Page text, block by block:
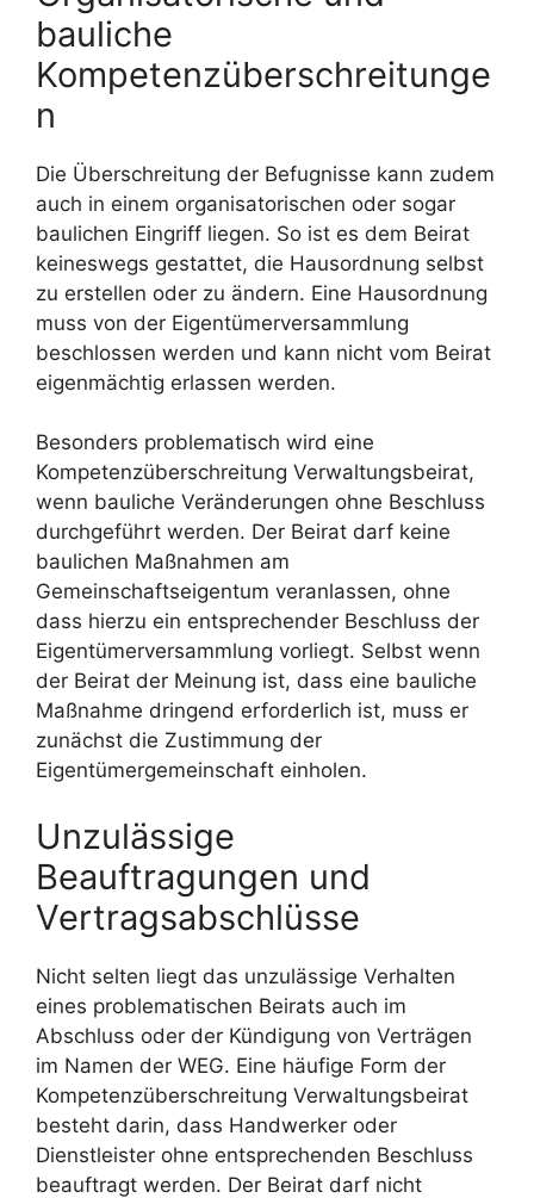
bauliche
Kompetenzüberschreitunge
n
Die Überschreitung der Befugnisse kann zudem
auch in einem organisatorischen oder sogar
baulichen Eingriff liegen. So ist es dem Beirat
keineswegs gestattet, die Hausordnung selbst
zu erstellen oder zu ändern. Eine Hausordnung
muss von der Eigentümerversammlung
beschlossen werden und kann nicht vom Beirat
eigenmächtig erlassen werden.
Besonders problematisch wird eine
Kompetenzüberschreitung Verwaltungsbeirat,
wenn bauliche Veränderungen ohne Beschluss
durchgeführt werden. Der Beirat darf keine
baulichen Maßnahmen am
Gemeinschaftseigentum veranlassen, ohne
dass hierzu ein entsprechender Beschluss der
Eigentümerversammlung vorliegt. Selbst wenn
der Beirat der Meinung ist, dass eine bauliche
Maßnahme dringend erforderlich ist, muss er
zunächst die Zustimmung der
Eigentümergemeinschaft einholen.
Unzulässige
Beauftragungen und
Vertragsabschlüsse
Nicht selten liegt das unzulässige Verhalten
eines problematischen Beirats auch im
Abschluss oder der Kündigung von Verträgen
im Namen der WEG. Eine häufige Form der
Kompetenzüberschreitung Verwaltungsbeirat
besteht darin, dass Handwerker oder
Dienstleister ohne entsprechenden Beschluss
beauftragt werden. Der Beirat darf nicht